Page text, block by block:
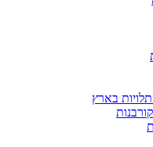
בארץ